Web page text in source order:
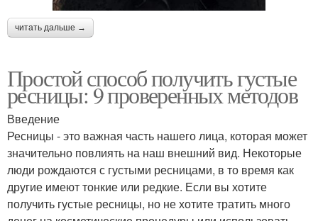
читать дальше →
Простой способ получить густые
ресницы: 9 проверенных методов
Введение
Ресницы - это важная часть нашего лица, которая может
значительно повлиять на наш внешний вид. Некоторые
люди рождаются с густыми ресницами, в то время как
другие имеют тонкие или редкие. Если вы хотите
получить густые ресницы, но не хотите тратить много